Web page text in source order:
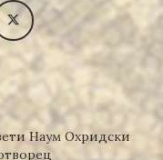
Наум Охридски